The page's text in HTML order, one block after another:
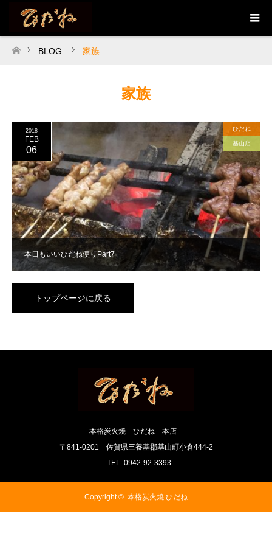
ホーム
BLOG 家族
家族
本日もいいひだね便りPart7
2018
FEB
06
ひだね
基山店
トップページに戻る
本格炭火焼 ひだね 本店
〒841-0201 佐賀県三養基郡基山町小倉444-2
TEL. 0942-92-3393
Copyright © 本格炭火焼 ひだね